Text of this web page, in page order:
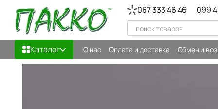
Перейти к основному контенту 067 333 46 46 099
Каталог О нас Оплата и доставка Обмен и